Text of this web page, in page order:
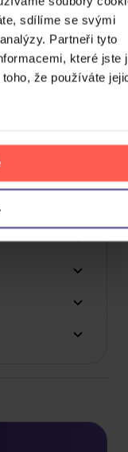
sdílíme se svými
Partneři tyto
které jste
že používáte